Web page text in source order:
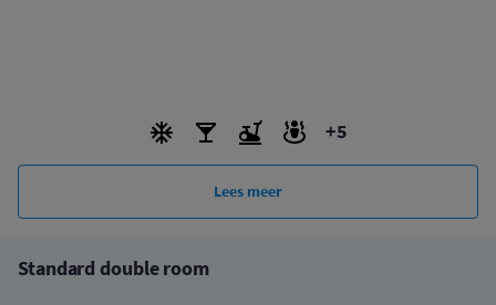
+5
Lees meer
Standard double room